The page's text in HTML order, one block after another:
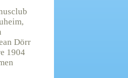
Dörr
1904